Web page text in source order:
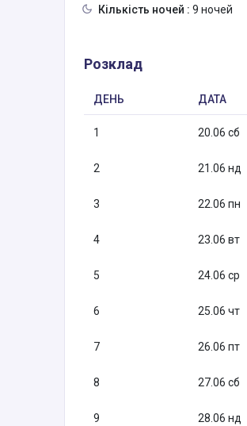
Кількість ночей : 9 ночей
Розклад
ДЕНЬ ДАТА
1 20.06 сб
2 21.06 нд
3 22.06 пн
4 23.06 вт
5 24.06 ср
6 25.06 чт
7 26.06 пт
8 27.06 сб
9 28.06 нд